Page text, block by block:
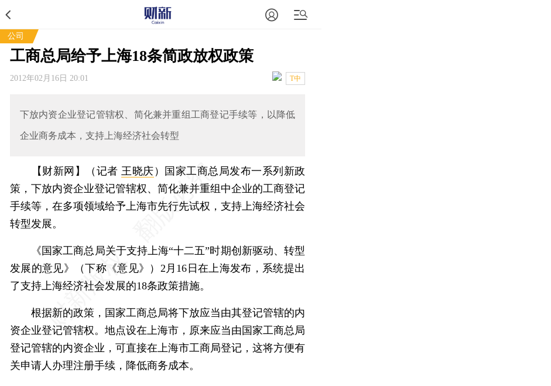
公司
工商总局给予上海18条简政放权政策
2012年02月16日 20:01 T中
下放内资企业登记管辖权、简化兼并重组工商登记手续等，以降低
企业商务成本，支持上海经济社会转型
【财新网】（记者 王晓庆 ） 国家工商总局发布一系列新政
策，下放内资企业登记管辖权、简化兼并重组中企业的工商登记
手续等，在多项领域给予上海市先行先试权，支持上海经济社会
转型发展。
《国家工商总局关于支持上海“十二五”时期创新驱动、转型
发展的意见》（下称《意见》）2月16日在上海发布，系统提出
了支持上海经济社会发展的18条政策措施。
根据新的政策，国家工商总局将下放应当由其登记管辖的内
资企业登记管辖权。地点设在上海市，原来应当由国家工商总局
登记管辖的内资企业，可直接在上海市工商局登记，这将方便有
关申请人办理注册手续，降低商务成本。